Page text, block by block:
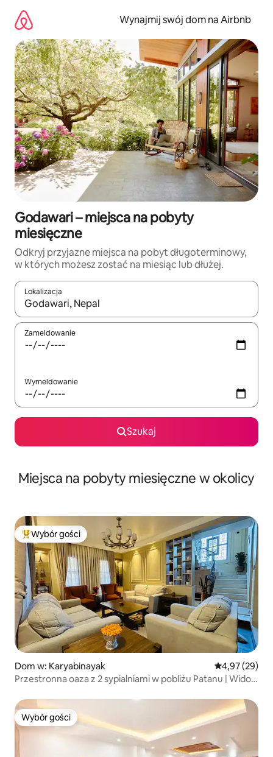
treści
Wynajmij swój dom na Airbnb
Godawari – miejsca na pobyty
miesięczne
Odkryj przyjazne miejsca na pobyt długoterminowy,
w których możesz zostać na miesiąc lub dłużej.
Lokalizacja
Gdy wyniki będą dostępne, możesz poruszać się po nich za
Zameldowanie
Wymeldowanie
Szukaj
Miejsca na pobyty miesięczne w okolicy
Najpopularniejsze z kategorii Wybór gości
Wybór gości
Dom w: Karyabinayak Średnia
4,97 (29)
Przestronna oaza z 2 sypialniami w pobliżu Patanu | Widoki
Wybór gości
Wybór gości